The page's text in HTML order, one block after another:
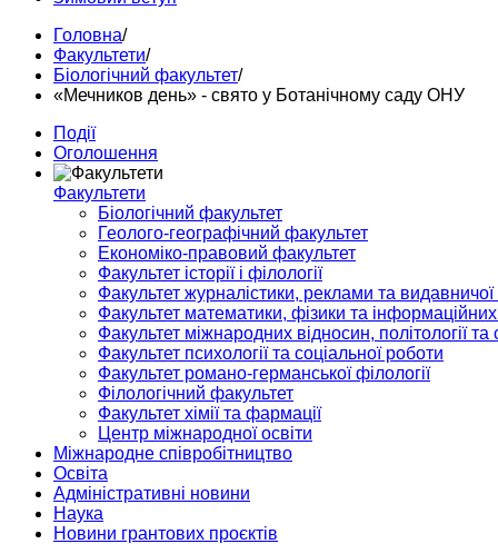
Головна/
Факультети/
Біологічний факультет/
«Мечников день» - свято у Ботанічному саду ОНУ
Події
Оголошення
Факультети
Біологічний факультет
Геолого-географічний факультет
Економіко-правовий факультет
Факультет історії і філології
Факультет журналістики, реклами та
Факультет математики, фізики та інформаційних
Факультет міжнародних відносин, політології та
Факультет психології та соціальної роботи
Факультет романо-германської філології
Філологічний факультет
Факультет хімії та фармації
Центр міжнародної освіти
Міжнародне співробітництво
Освіта
Адміністративні новини
Наука
Новини грантових проєктів